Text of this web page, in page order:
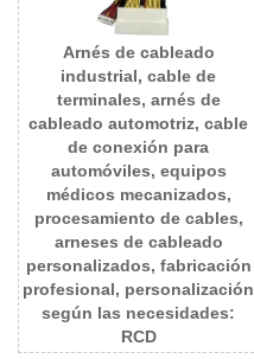
Arnés de cableado
industrial, cable de
terminales, arnés de
cableado automotriz, cable
de conexión para
automóviles, equipos
médicos mecanizados,
procesamiento de cables,
arneses de cableado
personalizados, fabricación
profesional, personalización
según las necesidades:
RCD